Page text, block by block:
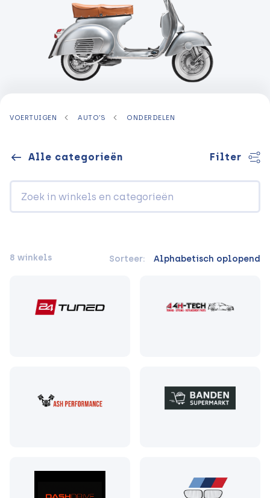
VOERTUIGEN AUTO'S ONDERDELEN
Alle categorieën Filter
8 winkels Sorteer: Alphabetisch oplopend